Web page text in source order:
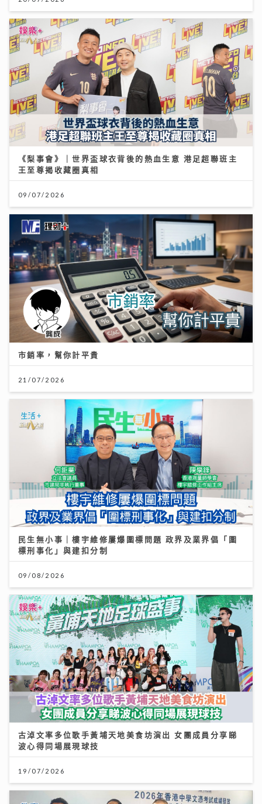
《梨事會》｜世界盃球衣背後的熱血生意 港足超聯班主
王至尊揭收藏圈真相
09/07/2026
市銷率，幫你計平貴
21/07/2026
民生無小事｜樓宇維修屢爆圍標問題 政界及業界倡「圍
標刑事化」與建扣分制
09/08/2026
古淖文率多位歌手黃埔天地美食坊演出 女團成員分享睇
波心得同場展現球技
19/07/2026